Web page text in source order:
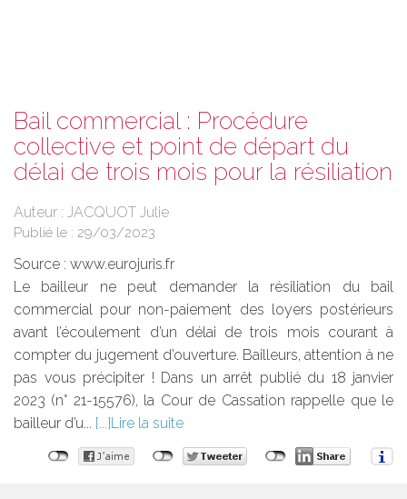
Bail commercial : Procédure
collective et point de départ du
délai de trois mois pour la résiliation
Auteur : JACQUOT Julie
Publié le : 29/03/2023
Source : www.eurojuris.fr
Le bailleur ne peut demander la résiliation du bail
commercial pour non-paiement des loyers postérieurs
avant l’écoulement d’un délai de trois mois courant à
compter du jugement d’ouverture. Bailleurs, attention à ne
pas vous précipiter ! Dans un arrêt publié du 18 janvier
2023 (n° 21-15576), la Cour de Cassation rappelle que le
bailleur d’u...
Lire la suite